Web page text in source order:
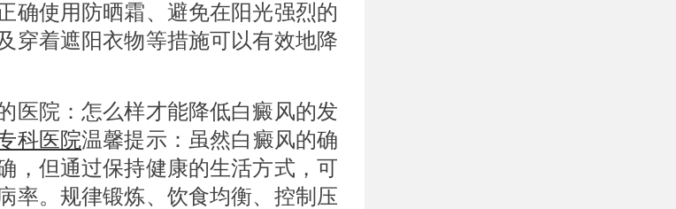
确使用防晒霜、避免在阳光强烈的
穿着遮阳衣物等措施可以有效地降
院：怎么样才能降低白癜风的发
科医院温馨提示：虽然白癜风的确
，但通过保持健康的生活方式，可
率。规律锻炼、饮食均衡、控制压